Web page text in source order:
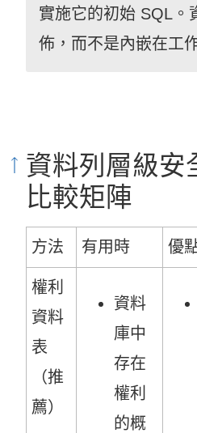
實施它的初始 SQL。
佈，而不是內嵌在工
資料列層級安
比較矩陣
方法 有用時 優
權利
資料
表
（推
薦）
資料
庫中
存在
權利
的概